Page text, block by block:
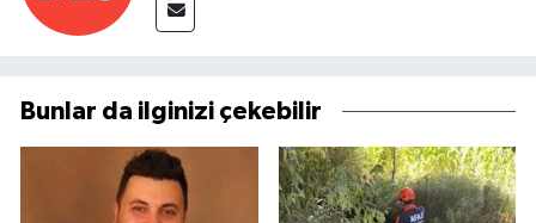
Bunlar da ilginizi çekebilir